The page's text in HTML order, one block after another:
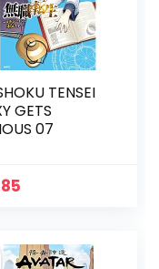
TENSEI
GETS
07